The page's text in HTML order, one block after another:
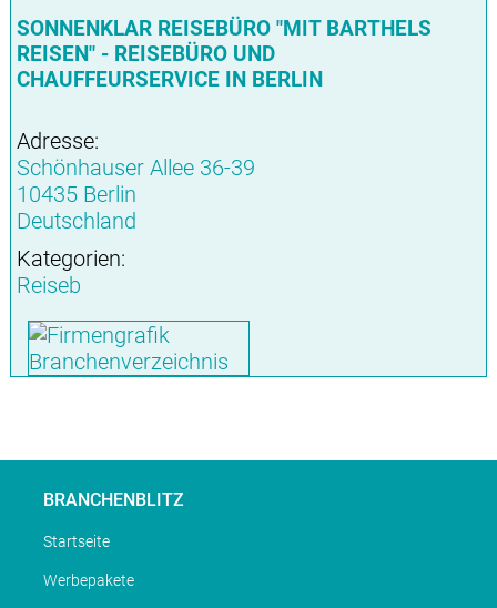
SONNENKLAR REISEBÜRO "MIT BARTHELS
REISEN" - REISEBÜRO UND
CHAUFFEURSERVICE IN BERLIN
Adresse:
Schönhauser Allee 36-39
10435 Berlin
Deutschland
Kategorien:
Reiseb
BRANCHENBLITZ
Startseite
Werbepakete